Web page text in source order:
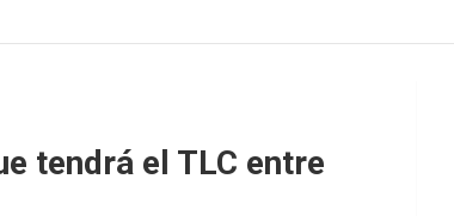
tendrá el TLC entre